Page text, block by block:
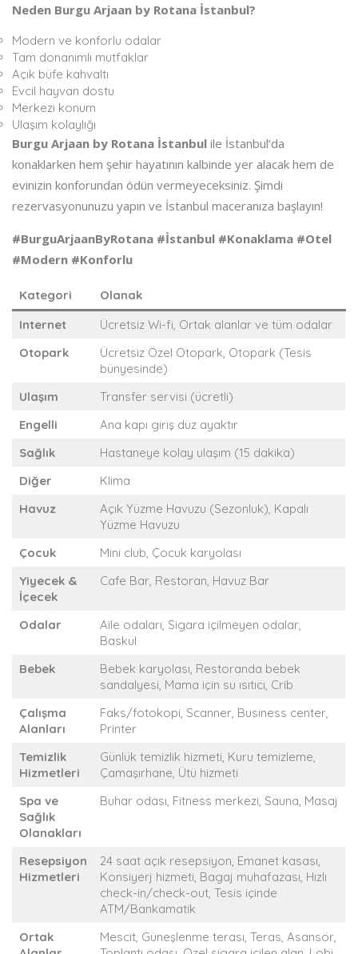
Neden Burgu Arjaan by Rotana İstanbul?
Modern ve konforlu odalar
Tam donanımlı mutfaklar
Açık büfe kahvaltı
Evcil hayvan dostu
Merkezi konum
Ulaşım kolaylığı
Burgu Arjaan by Rotana İstanbul ile İstanbul’da
konaklarken hem şehir hayatının kalbinde yer alacak hem de
evinizin konforundan ödün vermeyeceksiniz. Şimdi
rezervasyonunuzu yapın ve İstanbul maceranıza başlayın!
#BurguArjaanByRotana #İstanbul #Konaklama #Otel
#Modern #Konforlu
Kategori
Olanak
Internet
Ücretsiz Wi-fi, Ortak alanlar ve tüm odalar
Otopark
Ücretsiz Özel Otopark, Otopark (Tesis
bünyesinde)
Ulaşım
Transfer servisi (ücretli)
Engelli
Ana kapı giriş düz ayaktır
Sağlık
Hastaneye kolay ulaşım (15 dakika)
Diğer
Klima
Havuz
Açık Yüzme Havuzu (Sezonluk), Kapalı
Yüzme Havuzu
Çocuk
Mini club, Çocuk karyolası
Yiyecek &
İçecek
Cafe Bar, Restoran, Havuz Bar
Odalar
Aile odaları, Sigara içilmeyen odalar,
Baskül
Bebek
Bebek karyolası, Restoranda bebek
sandalyesi, Mama için su ısıtıcı, Crib
Çalışma
Alanları
Faks/fotokopi, Scanner, Business center,
Printer
Temizlik
Hizmetleri
Günlük temizlik hizmeti, Kuru temizleme,
Çamaşırhane, Ütü hizmeti
Spa ve
Sağlık
Olanakları
Buhar odası, Fitness merkezi, Sauna, Masaj
Resepsiyon
Hizmetleri
24 saat açık resepsiyon, Emanet kasası,
Konsiyerj hizmeti, Bagaj muhafazası, Hızlı
check-in/check-out, Tesis içinde
ATM/Bankamatik
Ortak
Mescit, Güneşlenme terası, Teras, Asansör,